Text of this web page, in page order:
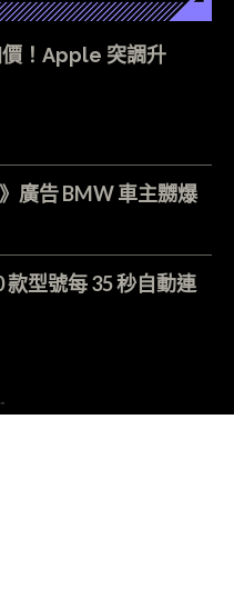
！Apple 突調升
廣告 BMW 車主嬲爆
款型號每 35 秒自動連